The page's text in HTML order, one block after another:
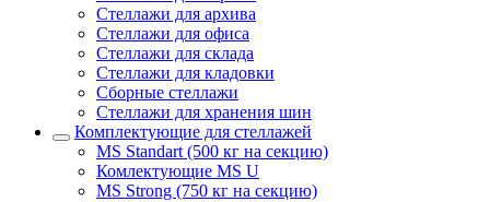
Стеллажи для архива
Стеллажи для офиса
Стеллажи для склада
Стеллажи для кладовки
Сборные стеллажи
Стеллажи для хранения шин
Комплектующие для стеллажей
MS Standart (500 кг на секцию)
Комлектующие MS U
MS Strong (750 кг на секцию)